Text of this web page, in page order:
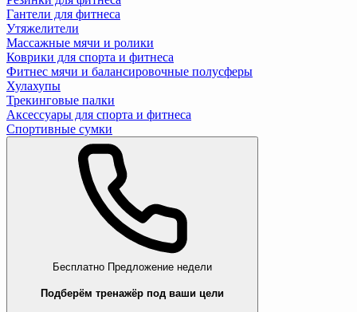
Гантели для фитнеса
Утяжелители
Массажные мячи и ролики
Коврики для спорта и фитнеса
Фитнес мячи и балансировочные полусферы
Хулахупы
Трекинговые палки
Аксессуары для спорта и фитнеса
Спортивные сумки
Бесплатно Предложение недели
Подберём тренажёр под ваши цели